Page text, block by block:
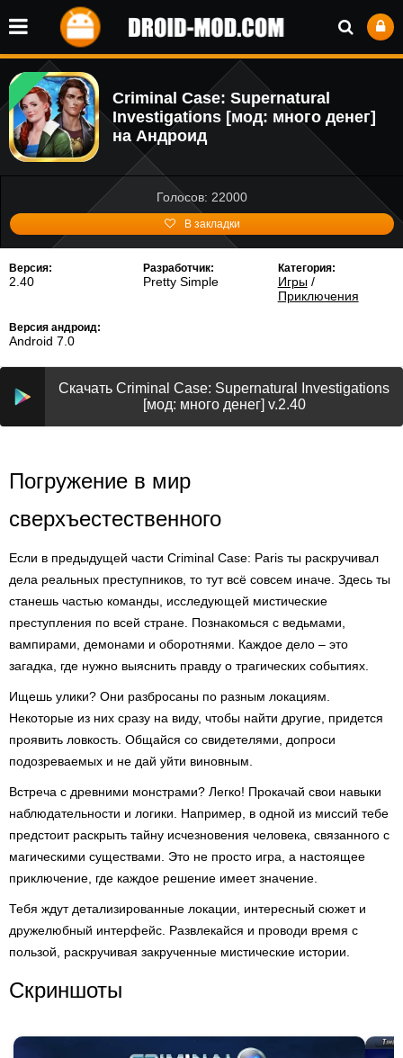
Criminal Case: Supernatural
Investigations [мод: много денег]
на Андроид
Голосов: 22000
В закладки
Версия:
2.40
Разработчик:
Pretty Simple
Категория:
Игры/
Приключения
Версия андроид:
Android 7.0
Скачать Criminal Case: Supernatural Investigations
[мод: много денег] v.2.40
Погружение в мир
сверхъестественного
Если в предыдущей части Criminal Case: Paris ты раскручивал
дела реальных преступников, то тут всё совсем иначе. Здесь ты
станешь частью команды, исследующей мистические
преступления по всей стране. Познакомься с ведьмами,
вампирами, демонами и оборотнями. Каждое дело – это
загадка, где нужно выяснить правду о трагических событиях.
Ищешь улики? Они разбросаны по разным локациям.
Некоторые из них сразу на виду, чтобы найти другие, придется
проявить ловкость. Общайся со свидетелями, допроси
подозреваемых и не дай уйти виновным.
Встреча с древними монстрами? Легко! Прокачай свои навыки
наблюдательности и логики. Например, в одной из миссий тебе
предстоит раскрыть тайну исчезновения человека, связанного с
магическими существами. Это не просто игра, а настоящее
приключение, где каждое решение имеет значение.
Тебя ждут детализированные локации, интересный сюжет и
дружелюбный интерфейс. Развлекайся и проводи время с
пользой, раскручивая закрученные мистические истории.
Скриншоты